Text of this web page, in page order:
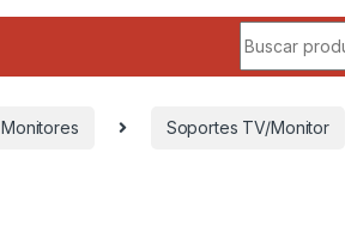
Monitores Soportes TV/Monitor